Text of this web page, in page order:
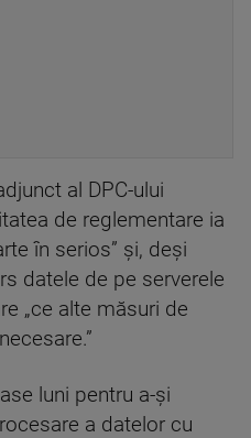
al DPC-ului
de reglementare ia
în serios” și, deși
datele de pe serverele
„ce alte măsuri de
luni pentru a-și
a datelor cu